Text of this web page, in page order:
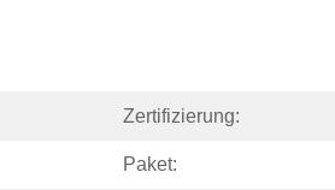
Zertifizierung:
Paket: